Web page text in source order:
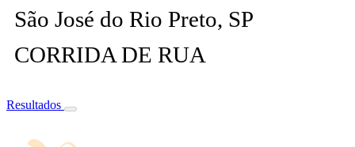
São José do Rio Preto, SP
CORRIDA DE RUA
Resultados